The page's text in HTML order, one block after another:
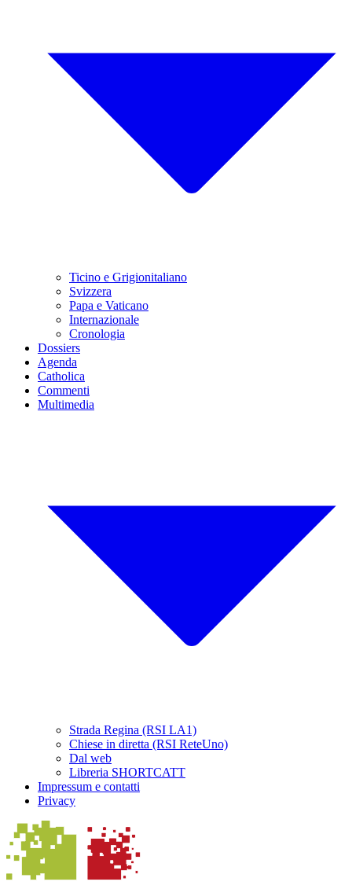
Ticino e Grigionitaliano
Svizzera
Papa e Vaticano
Internazionale
Cronologia
Dossiers
Agenda
Catholica
Commenti
Multimedia
Strada Regina (RSI LA1)
Chiese in diretta (RSI ReteUno)
Dal web
Libreria SHORTCATT
Impressum e contatti
Privacy